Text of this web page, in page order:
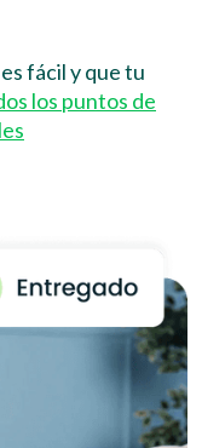
fácil y que tu
los puntos de